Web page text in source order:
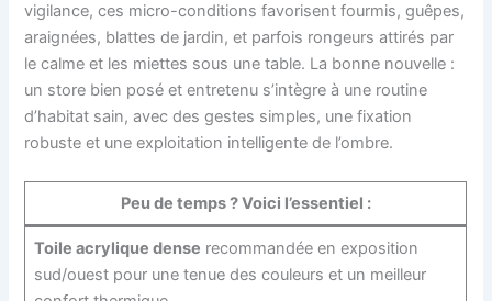
vigilance, ces micro-conditions favorisent fourmis, guêpes,
araignées, blattes de jardin, et parfois rongeurs attirés par
le calme et les miettes sous une table. La bonne nouvelle :
un store bien posé et entretenu s’intègre à une routine
d’habitat sain, avec des gestes simples, une fixation
robuste et une exploitation intelligente de l’ombre.
Peu de temps ? Voici l’essentiel :
Toile acrylique dense recommandée en exposition
sud/ouest pour une tenue des couleurs et un meilleur